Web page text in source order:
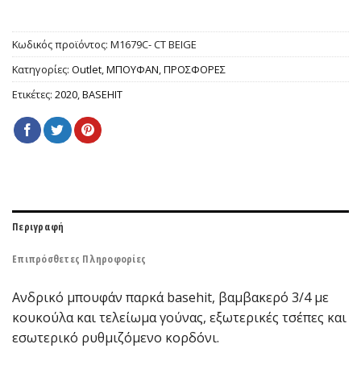
Κωδικός προϊόντος: Μ1679C- CT BEIGE
Κατηγορίες: Outlet,ΜΠΟΥΦΑΝ,ΠΡΟΣΦΟΡΕΣ
Ετικέτες: 2020,BASEHIT
Περιγραφή
Επιπρόσθετες Πληροφορίες
Ανδρικό μπουφάν παρκά basehit, βαμβακερό 3/4 με
κουκούλα και τελείωμα γούνας, εξωτερικές τσέπες και
εσωτερικό ρυθμιζόμενο κορδόνι.